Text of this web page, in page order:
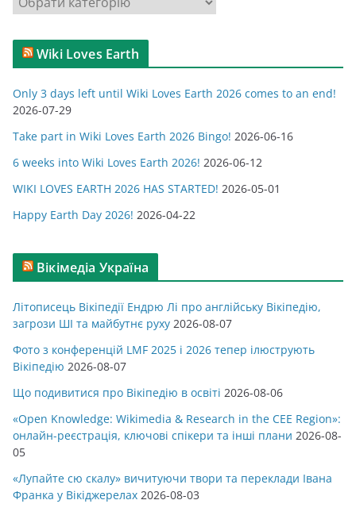
а
т
о
р
і
ї
Wiki Loves Earth
Only 3 days left until Wiki Loves Earth 2026 comes to an end!
2026-07-29
Take part in Wiki Loves Earth 2026 Bingo! 2026-06-16
6 weeks into Wiki Loves Earth 2026! 2026-06-12
WIKI LOVES EARTH 2026 HAS STARTED! 2026-05-01
Happy Earth Day 2026! 2026-04-22
Вікімедіа Україна
Літописець Вікіпедії Ендрю Лі про англійську Вікіпедію,
загрози ШІ та майбутнє руху 2026-08-07
Фото з конференцій LMF 2025 і 2026 тепер ілюструють
Вікіпедію 2026-08-07
Що подивитися про Вікіпедію в освіті 2026-08-06
«Open Knowledge: Wikimedia & Research in the CEE Region»:
онлайн-реєстрація, ключові спікери та інші плани 2026-08-
05
«Лупайте сю скалу» вичитуючи твори та переклади Івана
Франка у Вікіджерелах 2026-08-03